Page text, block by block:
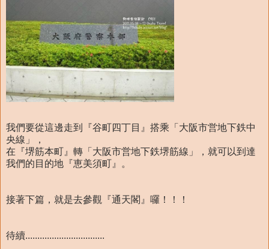
我們要從這邊走到『谷町四丁目』搭乘「大阪市営地下鉄中
央線」，
在『堺筋本町』轉「大阪市営地下鉄堺筋線」，就可以到達
我們的目的地『恵美須町』。
接著下篇，就是去參觀『通天閣』囉！！！
待續.................................